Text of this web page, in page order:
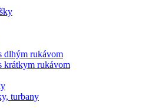
dlhým rukávom
krátkym rukávom
turbany